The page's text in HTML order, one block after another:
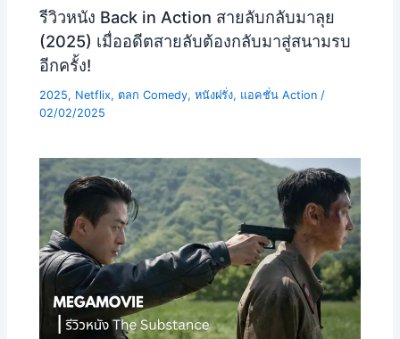
รีวิวหนัง Back in Action สายลับกลับมาลุย
(2025) เมื่ออดีตสายลับต้องกลับมาสู่สนามรบ
อีกครั้ง!
2025, Netflix, ตลก Comedy,หนังฝรั่ง, แอคชั่น Action /
02/02/2025